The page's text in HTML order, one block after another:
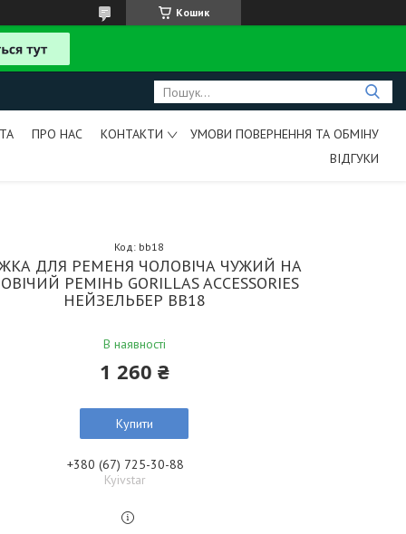
Кошик
ПРО НАС КОНТАКТИ
УМОВИ ПОВЕРНЕННЯ ТА ОБМІНУ
ВІДГУКИ
ДЛЯ РЕМЕНЯ ЧОЛОВІЧА ЧУЖИЙ НА
РЕМІНЬ GORILLAS ACCESSORIES
НЕЙЗЕЛЬБЕР BB18
В наявності
Код: bb18
1 260 ₴
Купити
+380 (67) 725-30-88
Kyivstar